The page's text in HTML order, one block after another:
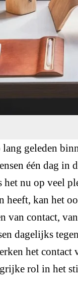
geleden
één dag in
het nu op veel
heeft, kan het
van contact,
dagelijks
het contact
rol in het